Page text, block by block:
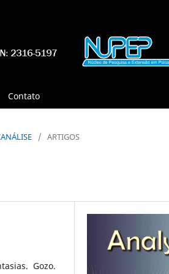
Contato
/ ARTIGOS
Gozo.